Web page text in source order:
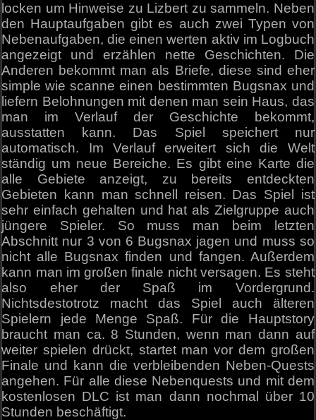
locken um Hinweise zu Lizbert zu sammeln. Neben
den Hauptaufgaben gibt es auch zwei Typen von
Nebenaufgaben, die einen werten aktiv im Logbuch
angezeigt und erzählen nette Geschichten. Die
Anderen bekommt man als Briefe, diese sind eher
simple wie scanne einen bestimmten Bugsnax und
liefern Belohnungen mit denen man sein Haus, das
man im Verlauf der Geschichte bekommt,
ausstatten kann. Das Spiel speichert nur
automatisch. Im Verlauf erweitert sich die Welt
ständig um neue Bereiche. Es gibt eine Karte die
alle Gebiete anzeigt, zu bereits entdeckten
Gebieten kann man schnell reisen. Das Spiel ist
sehr einfach gehalten und hat als Zielgruppe auch
jüngere Spieler. So muss man beim letzten
Abschnitt nur 3 von 6 Bugsnax jagen und muss so
nicht alle Bugsnax finden und fangen. Außerdem
kann man im großen finale nicht versagen. Es steht
also eher der Spaß im Vordergrund.
Nichtsdestotrotz macht das Spiel auch älteren
Spielern jede Menge Spaß. Für die Hauptstory
braucht man ca. 8 Stunden, wenn man dann auf
weiter spielen drückt, startet man vor dem großen
Finale und kann die verbleibenden Neben-Quests
angehen. Für alle diese Nebenquests und mit dem
kostenlosen DLC ist man dann nochmal über 10
Stunden beschäftigt.